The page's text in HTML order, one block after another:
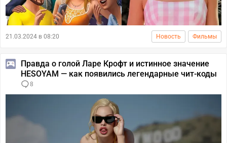
21.03.2024 в 08:20 Новость Фильмы
Правда о голой Ларе Крофт и истинное значение
HESOYAM — как появились легендарные чит-коды
8